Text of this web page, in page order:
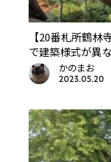
【20番札所鶴
で建築様式が異
かのまお
2023.05.20